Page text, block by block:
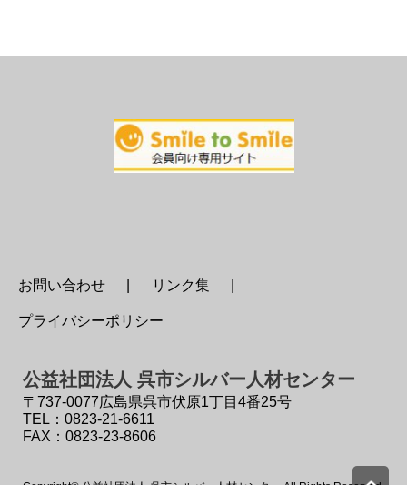
お問い合わせ リンク集
プライバシーポリシー
公益社団法人 呉市シルバー人材センター
〒737-0077広島県呉市伏原1丁目4番25号
TEL：0823-21-6611
FAX：0823-23-8606